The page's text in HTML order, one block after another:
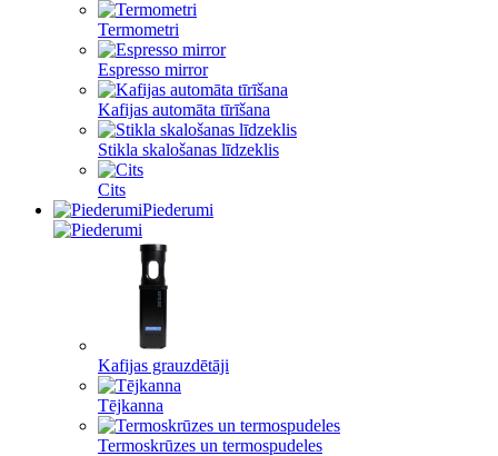
Termometri
Espresso mirror
Kafijas automāta tīrīšana
Stikla skalošanas līdzeklis
Cits
Piederumi
Kafijas grauzdētāji
Tējkanna
Termoskrūzes un termospudeles